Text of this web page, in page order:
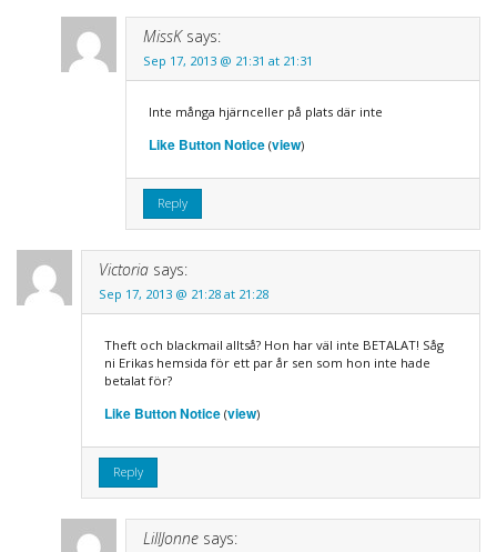
MissK says:
Sep 17, 2013 @ 21:31 at 21:31
Inte många hjärnceller på plats där inte
Like Button Notice(view)
Reply
Victoria says:
Sep 17, 2013 @ 21:28 at 21:28
Theft och blackmail alltså? Hon har väl inte BETALAT! Såg
ni Erikas hemsida för ett par år sen som hon inte hade
betalat för?
Like Button Notice(view)
Reply
LillJonne says: